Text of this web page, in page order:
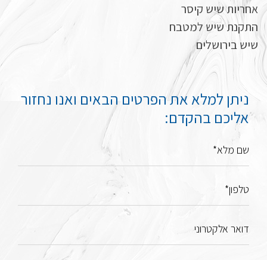
אחריות שיש קיסר
התקנת שיש למטבח
שיש בירושלים
ניתן למלא את הפרטים הבאים ואנו נחזור
אליכם בהקדם:
שם מלא*
טלפון*
דואר אלקטרוני